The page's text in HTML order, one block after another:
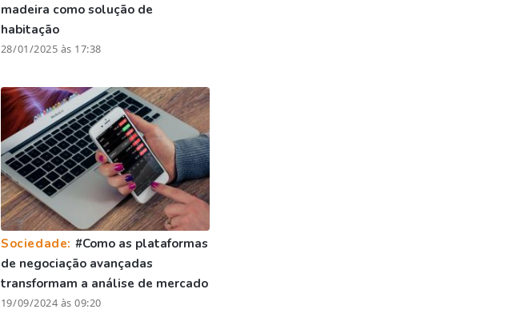
madeira como solução de
habitação
28/01/2025 às 17:38
Sociedade: #Como as plataformas
de negociação avançadas
transformam a análise de mercado
19/09/2024 às 09:20